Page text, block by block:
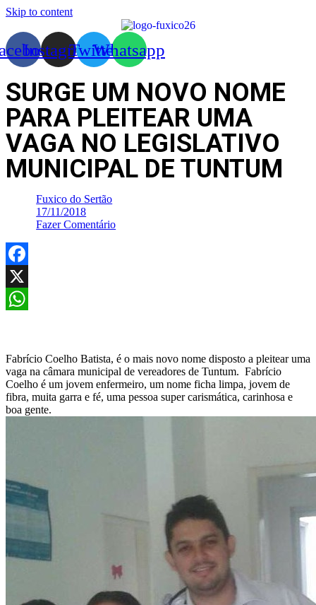
Skip to content
InstagramTwitterWhatsapp
SURGE UM NOVO NOME
PARA PLEITEAR UMA
VAGA NO LEGISLATIVO
MUNICIPAL DE TUNTUM
Fuxico do Sertão
17/11/2018
Fazer Comentário
Facebook
X
Fabrício Coelho Batista, é o mais novo nome disposto a pleitear uma
vaga na câmara municipal de vereadores de Tuntum. Fabrício
Coelho é um jovem enfermeiro, um nome ficha limpa, jovem de
fibra, muita garra e fé, uma pessoa super carismática, carinhosa e
boa gente.